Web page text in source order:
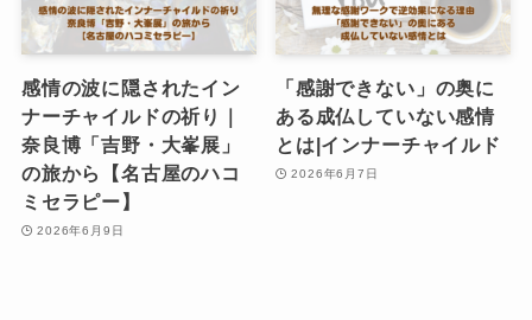
感情の波に隠されたイン
ナーチャイルドの祈り｜
奈良博「吉野・大峯展」
の旅から【名古屋のハコ
ミセラピー】
2026年6月9日
「感謝できない」の奥に
ある成仏していない感情
とは|インナーチャイルド
2026年6月7日